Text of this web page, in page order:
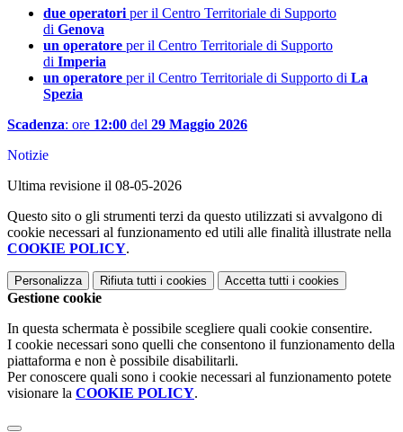
due operatori per il Centro Territoriale di Supporto
di Genova
un operatore per il Centro Territoriale di Supporto
di Imperia
un operatore per il Centro Territoriale di Supporto di La
Spezia
Scadenza: ore 12:00 del 29 Maggio 2026
Notizie
Ultima revisione il 08-05-2026
Questo sito o gli strumenti terzi da questo utilizzati si avvalgono di
cookie necessari al funzionamento ed utili alle finalità illustrate nella
COOKIE POLICY.
Personalizza Rifiuta tutti i cookies Accetta tutti i cookies
Gestione cookie
In questa schermata è possibile scegliere quali cookie consentire.
I cookie necessari sono quelli che consentono il funzionamento della
piattaforma e non è possibile disabilitarli.
Per conoscere quali sono i cookie necessari al funzionamento potete
visionare la COOKIE POLICY.